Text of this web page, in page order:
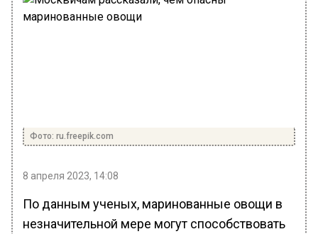
Фото: ru.freepik.com
8 апреля 2023, 14:08
По данным ученых, маринованные овощи в
незначительной мере могут способствовать